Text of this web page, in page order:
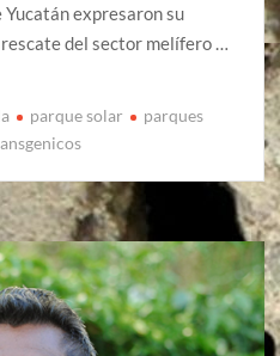
Yucatán expresaron su
del sector melífero …
parque solar
parques